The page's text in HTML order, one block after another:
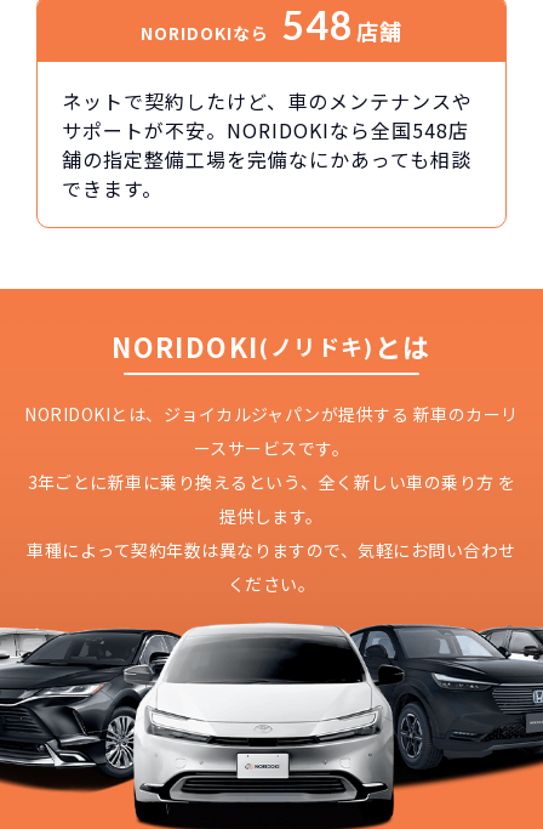
NORIDOKIなら 548店舗
ネットで契約したけど、車のメンテナンスや
サポートが不安。NORIDOKIなら全国548店
舗の指定整備工場を完備なにかあっても相談
できます。
NORIDOKI(ノリドキ) とは
NORIDOKIとは、ジョイカルジャパンが提供する 新車のカーリ
ースサービスです。
3年ごとに新車に乗り換えるという、 全く新しい車の乗り方 を
提供します。
車種によって契約年数は異なりますので、気軽にお問い合わせ
ください。